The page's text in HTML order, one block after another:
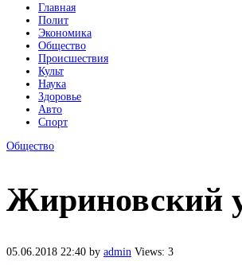
Главная
Полит
Экономика
Общество
Происшествия
Культ
Наука
Здоровье
Авто
Спорт
Общество
Жириновский
05.06.2018 22:40 by admin Views: 3